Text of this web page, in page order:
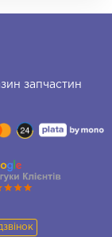
запчастин